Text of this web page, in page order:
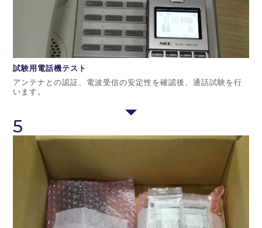
試験用電話機テスト
アンテナとの認証、電波受信の安定性を確認後、通話試験を行
います。
5